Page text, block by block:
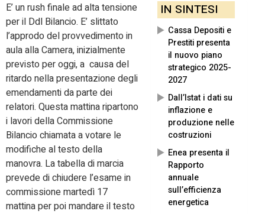
IN SINTESI
Cassa Depositi e
Prestiti presenta
il nuovo piano
strategico 2025-
2027
Dall’Istat i dati su
inflazione e
produzione nelle
costruzioni
Enea presenta il
Rapporto
annuale
sull’efficienza
energetica
E’ un rush finale ad alta tensione
per il Ddl Bilancio. E’ slittato
l’approdo del provvedimento in
aula alla Camera, inizialmente
previsto per oggi, a causa del
ritardo nella presentazione degli
emendamenti da parte dei
relatori. Questa mattina ripartono
i lavori della Commissione
Bilancio chiamata a votare le
modifiche al testo della
manovra. La tabella di marcia
prevede di chiudere l’esame in
commissione martedì 17
mattina per poi mandare il testo